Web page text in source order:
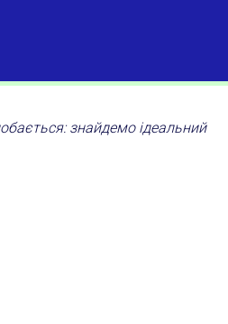
знайдемо ідеальний